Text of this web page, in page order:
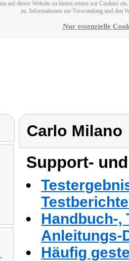
auf dieser Website zu bieten setzen wir Cookies
zu. Informationen zur Verwendung und den
Nur essenzielle
Carlo Milano
Support-
Handbuch-,
Anleitungs-
Häufig